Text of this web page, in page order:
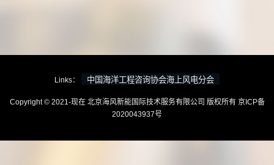
Links：
Copyright © 2021-现在 北京海风新能国际技术服务有限公司 版权所有 京ICP备
2020043937号